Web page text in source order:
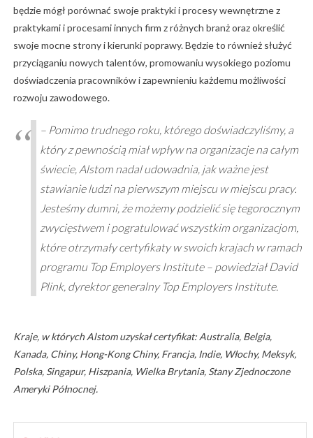
będzie mógł porównać swoje praktyki i procesy wewnętrzne z
praktykami i procesami innych firm z różnych branż oraz określić
swoje mocne strony i kierunki poprawy. Będzie to również służyć
przyciąganiu nowych talentów, promowaniu wysokiego poziomu
doświadczenia pracowników i zapewnieniu każdemu możliwości
rozwoju zawodowego.
– Pomimo trudnego roku, którego doświadczyliśmy, a
który z pewnością miał wpływ na organizacje na całym
świecie, Alstom nadal udowadnia, jak ważne jest
stawianie ludzi na pierwszym miejscu w miejscu pracy.
Jesteśmy dumni, że możemy podzielić się tegorocznym
zwycięstwem i pogratulować wszystkim organizacjom,
które otrzymały certyfikaty w swoich krajach w ramach
programu Top Employers Institute – powiedział David
Plink, dyrektor generalny Top Employers Institute.
Kraje, w których Alstom uzyskał certyfikat: Australia, Belgia,
Kanada, Chiny, Hong-Kong Chiny, Francja, Indie, Włochy, Meksyk,
Polska, Singapur, Hiszpania, Wielka Brytania, Stany Zjednoczone
Ameryki Północnej.